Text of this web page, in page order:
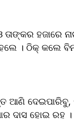
ହଜାରେ
। ଠିକ୍ କଲେ
ଦେଇପାରିବୁ,
ଦାସ ହୋଇ ରହ ।